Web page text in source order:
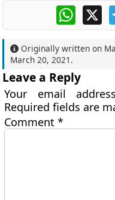
X
Originally written on
March 20, 2021 .
Leave a Reply
Your email
Required fields are
Comment*